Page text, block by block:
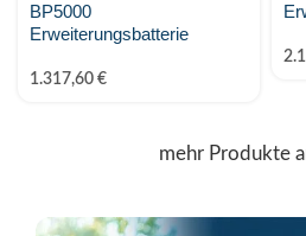
BP5000
Erweiterungsbatterie
1.317,60 €
mehr Produkte